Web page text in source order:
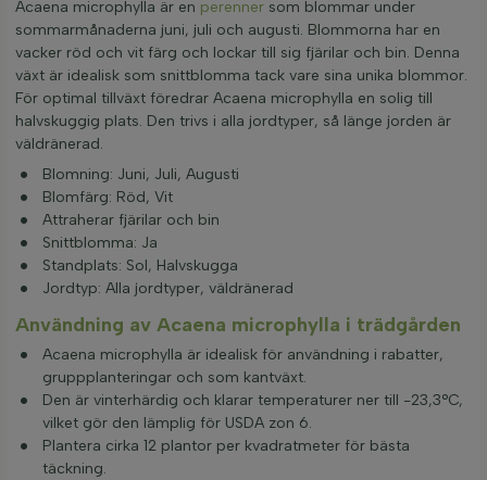
Acaena microphylla är en perenner som blommar under
sommarmånaderna juni, juli och augusti. Blommorna har en
vacker röd och vit färg och lockar till sig fjärilar och bin. Denna
växt är idealisk som snittblomma tack vare sina unika blommor.
För optimal tillväxt föredrar Acaena microphylla en solig till
halvskuggig plats. Den trivs i alla jordtyper, så länge jorden är
väldränerad.
Blomning: Juni, Juli, Augusti
Blomfärg: Röd, Vit
Attraherar fjärilar och bin
Snittblomma: Ja
Standplats: Sol, Halvskugga
Jordtyp: Alla jordtyper, väldränerad
Användning av Acaena microphylla i trädgården
Acaena microphylla är idealisk för användning i rabatter,
gruppplanteringar och som kantväxt.
Den är vinterhärdig och klarar temperaturer ner till -23,3°C,
vilket gör den lämplig för USDA zon 6.
Plantera cirka 12 plantor per kvadratmeter för bästa
täckning.